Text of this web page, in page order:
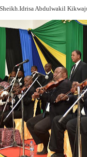
Abdulwakil